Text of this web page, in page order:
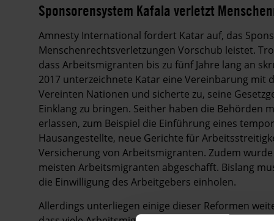
Sponsorensystem Kafala verletzt
Amnesty International fordert Katar auf, das
Menschenrechtsverletzungen Vorschub leistet.
dass Arbeitsmigranten bis zu fünf Jahre lang an
2017 unterzeichnete Katar eine Vereinbarung
Vereinten Nationen und sicherte zu, seine
Einklang zu bringen. Seither haben die Behörden
erlassen, zum Beispiel die Einführung eines
Hausangestellte, neue Gerichte für
Versicherung von Arbeitsmigranten. Zudem
meisten Arbeitsmigranten abgeschafft. Bislang
die Einwilligung des Arbeitgebers einholen.
Allerdings unterliegen einige dieser Reformen